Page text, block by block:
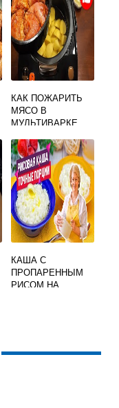
КАК ПОЖАРИТЬ
МЯСО В
МУЛЬТИВАРКЕ
КАША С
ПРОПАРЕННЫМ
РИСОМ НА